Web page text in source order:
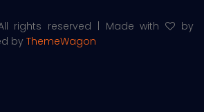
rights reserved | Made with
by
byThemeWagon